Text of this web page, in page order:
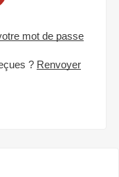
mot de passe
? Renvoyer